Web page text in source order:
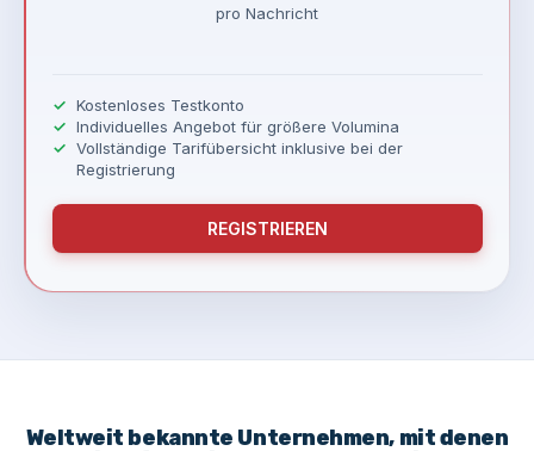
Weltweit bekannte Unternehmen, mit denen
pro Nachricht
Kostenloses Testkonto
Individuelles Angebot für größere Volumina
Vollständige Tarifübersicht inklusive bei der
Registrierung
REGISTRIEREN